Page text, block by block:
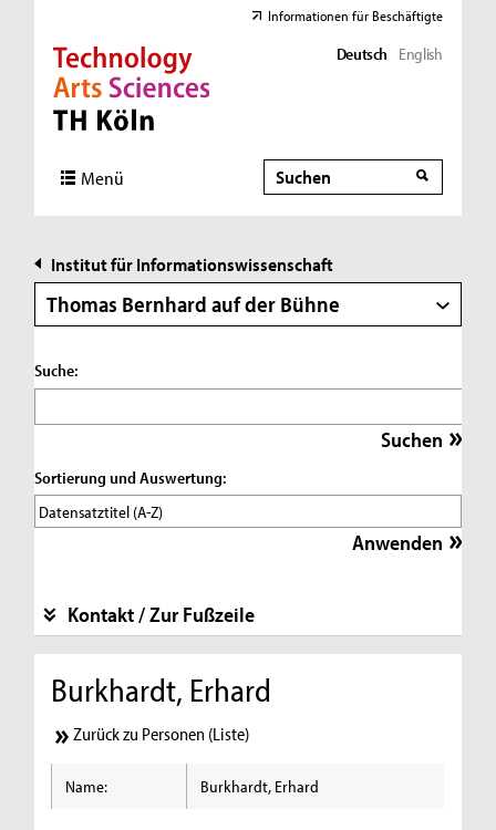
Direkt zur Hauptnavigation
Direkt zur Subnavigation
Direkt zum Inhalt
Direkt zum Fußbereich
Informationen für Beschäftigte
Deutsch English
Menü Suche
Suche
Institut für Informationswissenschaft
Thomas Bernhard auf der Bühne
Suche:
Sortierung und Auswertung:
Kontakt / Zur Fußzeile
Burkhardt, Erhard
Zurück zu Personen (Liste)
Name: Burkhardt, Erhard